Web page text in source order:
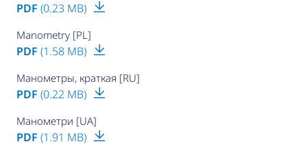
PDF (0.23 MB)
Manometry [PL]
PDF (1.58 MB)
Манометры, краткая [RU]
PDF (0.22 MB)
Манометри [UA]
PDF (1.91 MB)